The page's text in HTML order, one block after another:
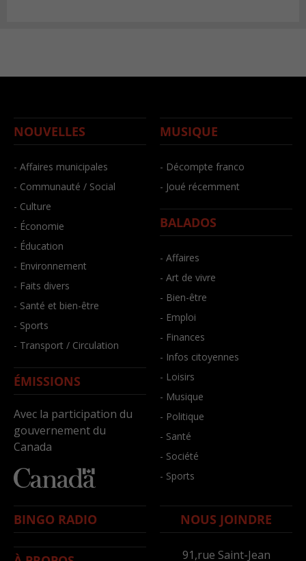
NOUVELLES
- Affaires municipales
- Communauté / Social
- Culture
- Économie
- Éducation
- Environnement
- Faits divers
- Santé et bien-être
- Sports
- Transport / Circulation
ÉMISSIONS
Avec la participation du
gouvernement du
Canada
MUSIQUE
- Décompte franco
- Joué récemment
BALADOS
- Affaires
- Art de vivre
- Bien-être
- Emploi
- Finances
- Infos citoyennes
- Loisirs
- Musique
- Politique
- Santé
- Société
- Sports
BINGO RADIO NOUS JOINDRE
91,rue Saint-Jean